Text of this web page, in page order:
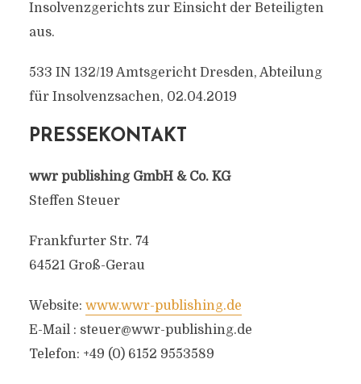
Insolvenzgerichts zur Einsicht der Beteiligten
aus.
533 IN 132/19 Amtsgericht Dresden, Abteilung
für Insolvenzsachen, 02.04.2019
PRESSEKONTAKT
wwr publishing GmbH & Co. KG
Steffen Steuer
Frankfurter Str. 74
64521 Groß-Gerau
Website: www.wwr-publishing.de
E-Mail : steuer@wwr-publishing.de
Telefon: +49 (0) 6152 9553589